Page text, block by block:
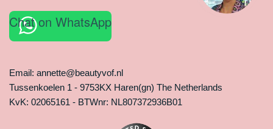
Chat on WhatsApp
Email: annette@beautyvof.nl
Tussenkoelen 1 - 9753KX Haren(gn) The Netherlands
KvK: 02065161 - BTWnr: NL807372936B01